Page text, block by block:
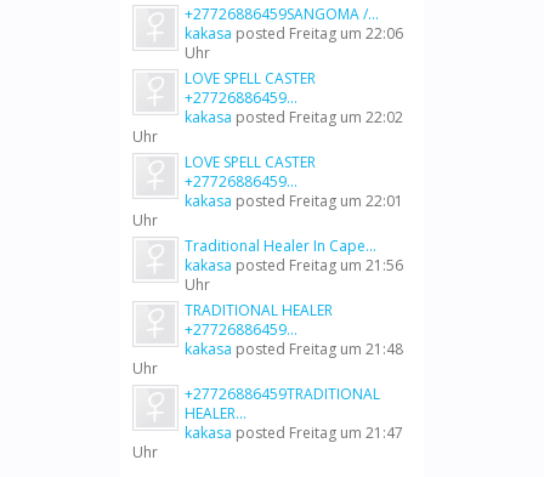
+27726886459SANGOMA /...
kakasa posted Freitag um 22:06
Uhr
LOVE SPELL CASTER
+27726886459...
kakasa posted Freitag um 22:02
Uhr
LOVE SPELL CASTER
+27726886459...
kakasa posted Freitag um 22:01
Uhr
Traditional Healer In Cape...
kakasa posted Freitag um 21:56
Uhr
TRADITIONAL HEALER
+27726886459...
kakasa posted Freitag um 21:48
Uhr
+27726886459TRADITIONAL
HEALER...
kakasa posted Freitag um 21:47
Uhr